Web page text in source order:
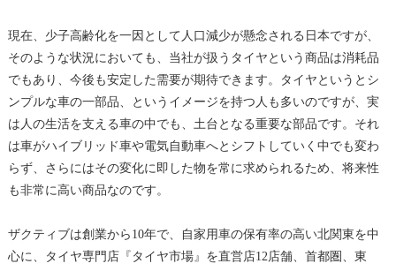
現在、少子高齢化を一因として人口減少が懸念される日本ですが、
そのような状況においても、当社が扱うタイヤという商品は消耗品
でもあり、今後も安定した需要が期待できます。タイヤというとシ
ンプルな車の一部品、というイメージを持つ人も多いのですが、実
は人の生活を支える車の中でも、土台となる重要な部品です。それ
は車がハイブリッド車や電気自動車へとシフトしていく中でも変わ
らず、さらにはその変化に即した物を常に求められるため、将来性
も非常に高い商品なのです。
ザクティブは創業から10年で、自家用車の保有率の高い北関東を中
心に、タイヤ専門店『タイヤ市場』を直営店12店舗、首都圏、東